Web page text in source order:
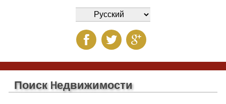
Поиск Hедвижимости